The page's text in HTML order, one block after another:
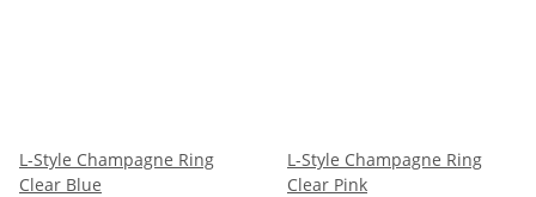
L-Style Champagne Ring
Clear Blue
L-Style Champagne Ring
Clear Pink